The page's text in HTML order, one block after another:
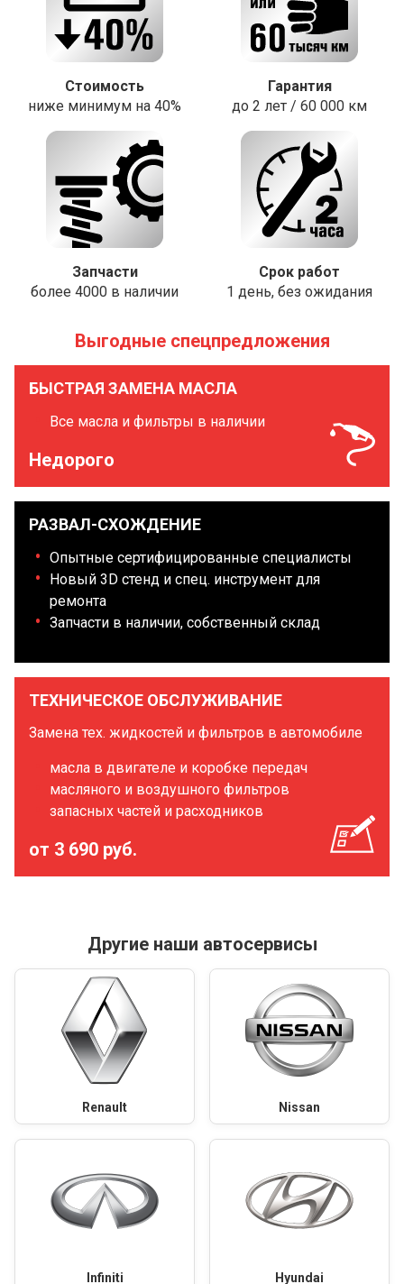
Стоимость
ниже минимум на 40%
Гарантия
до 2 лет / 60 000 км
Запчасти
более 4000 в наличии
Срок работ
1 день, без ожидания
Выгодные спецпредложения
БЫСТРАЯ ЗАМЕНА МАСЛА
Все масла и фильтры в наличии
Недорого
РАЗВАЛ-СХОЖДЕНИЕ
Опытные сертифицированные специалисты
Новый 3D стенд и спец. инструмент для
ремонта
Запчасти в наличии, собственный склад
ТЕХНИЧЕСКОЕ ОБСЛУЖИВАНИЕ
Замена тех. жидкостей и фильтров в автомобиле
масла в двигателе и коробке передач
масляного и воздушного фильтров
запасных частей и расходников
от 3 690 руб.
Другие наши автосервисы
Renault Nissan
Infiniti Hyundai